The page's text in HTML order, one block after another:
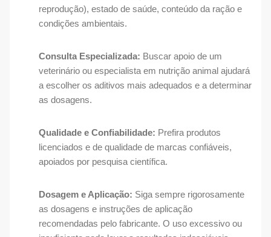
reprodução), estado de saúde, conteúdo da ração e
condições ambientais.
Consulta Especializada: Buscar apoio de um
veterinário ou especialista em nutrição animal ajudará
a escolher os aditivos mais adequados e a determinar
as dosagens.
Qualidade e Confiabilidade: Prefira produtos
licenciados e de qualidade de marcas confiáveis,
apoiados por pesquisa científica.
Dosagem e Aplicação: Siga sempre rigorosamente
as dosagens e instruções de aplicação
recomendadas pelo fabricante. O uso excessivo ou